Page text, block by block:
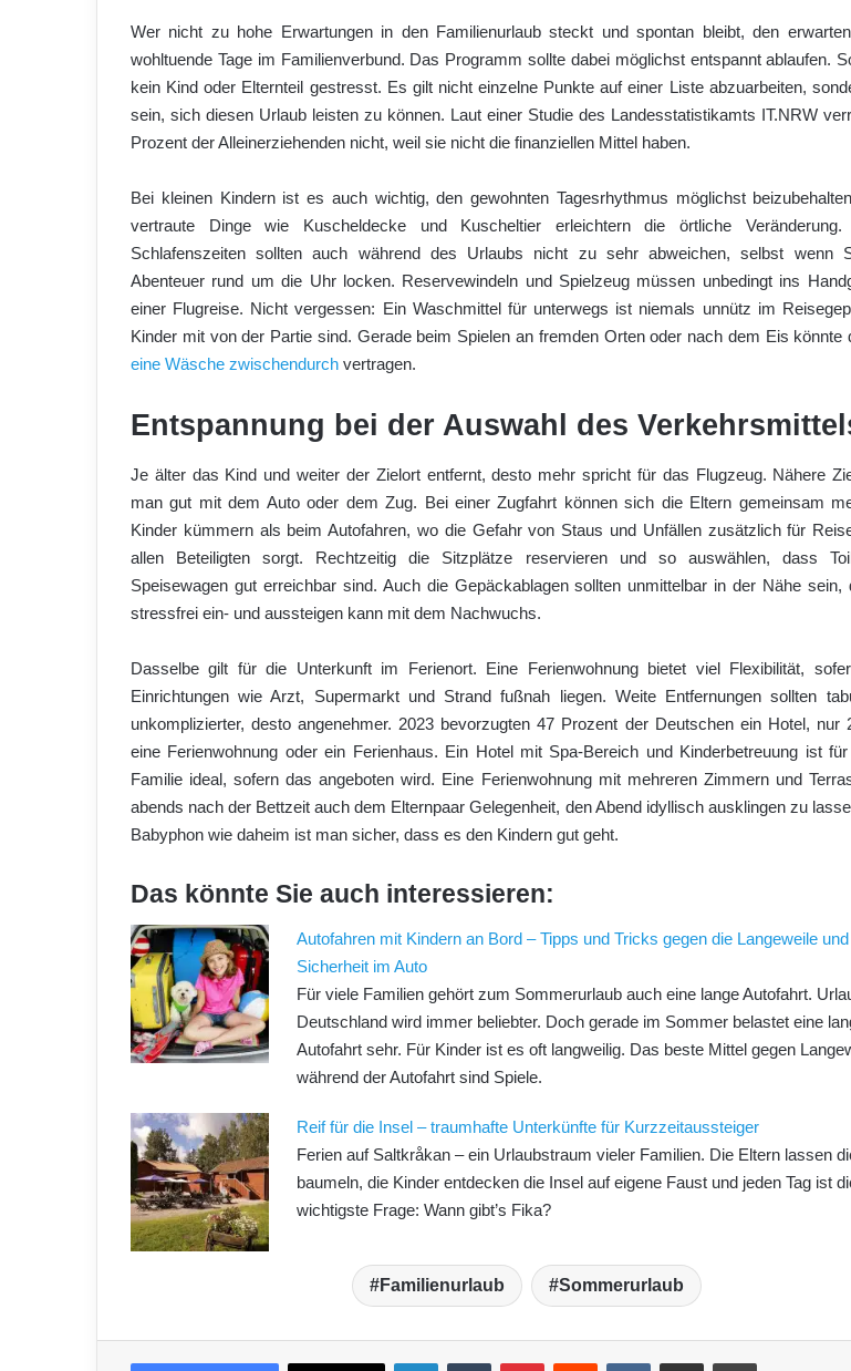
Wer nicht zu hohe Erwartungen in den Familienurlaub steckt und spontan bleibt, den
wohltuende Tage im Familienverbund. Das Programm sollte dabei möglichst entspannt ablaufen.
kein Kind oder Elternteil gestresst. Es gilt nicht einzelne Punkte auf einer Liste abzuarbeiten,
sein, sich diesen Urlaub leisten zu können. Laut einer Studie des Landesstatistikamts IT.NRW
Prozent der Alleinerziehenden nicht, weil sie nicht die finanziellen Mittel haben.
Bei kleinen Kindern ist es auch wichtig, den gewohnten Tagesrhythmus möglichst
vertraute Dinge wie Kuscheldecke und Kuscheltier erleichtern die örtliche
Schlafenszeiten sollten auch während des Urlaubs nicht zu sehr abweichen, selbst wenn
Abenteuer rund um die Uhr locken. Reservewindeln und Spielzeug müssen unbedingt ins
einer Flugreise. Nicht vergessen: Ein Waschmittel für unterwegs ist niemals unnütz im
Kinder mit von der Partie sind. Gerade beim Spielen an fremden Orten oder nach dem Eis könnte
eine Wäsche zwischendurch vertragen.
Entspannung bei der Auswahl des
Je älter das Kind und weiter der Zielort entfernt, desto mehr spricht für das Flugzeug. Nähere
man gut mit dem Auto oder dem Zug. Bei einer Zugfahrt können sich die Eltern gemeinsam
Kinder kümmern als beim Autofahren, wo die Gefahr von Staus und Unfällen zusätzlich für
allen Beteiligten sorgt. Rechtzeitig die Sitzplätze reservieren und so auswählen, dass
Speisewagen gut erreichbar sind. Auch die Gepäckablagen sollten unmittelbar in der Nähe sein,
stressfrei ein- und aussteigen kann mit dem Nachwuchs.
Dasselbe gilt für die Unterkunft im Ferienort. Eine Ferienwohnung bietet viel Flexibilität,
Einrichtungen wie Arzt, Supermarkt und Strand fußnah liegen. Weite Entfernungen sollten
unkomplizierter, desto angenehmer. 2023 bevorzugten 47 Prozent der Deutschen ein Hotel, nur
eine Ferienwohnung oder ein Ferienhaus. Ein Hotel mit Spa-Bereich und Kinderbetreuung ist
Familie ideal, sofern das angeboten wird. Eine Ferienwohnung mit mehreren Zimmern und
abends nach der Bettzeit auch dem Elternpaar Gelegenheit, den Abend idyllisch ausklingen zu
Babyphon wie daheim ist man sicher, dass es den Kindern gut geht.
Das könnte Sie auch interessieren:
Autofahren mit Kindern an Bord – Tipps und Tricks gegen die Langeweile
Sicherheit im Auto
Für viele Familien gehört zum Sommerurlaub auch eine lange Autofahrt.
Deutschland wird immer beliebter. Doch gerade im Sommer belastet eine
Autofahrt sehr. Für Kinder ist es oft langweilig. Das beste Mittel gegen
während der Autofahrt sind Spiele.
Reif für die Insel – traumhafte Unterkünfte für Kurzzeitaussteiger
Ferien auf Saltkråkan – ein Urlaubstraum vieler Familien. Die Eltern lassen
baumeln, die Kinder entdecken die Insel auf eigene Faust und jeden Tag ist
wichtigste Frage: Wann gibt’s Fika?
Familienurlaub Sommerurlaub